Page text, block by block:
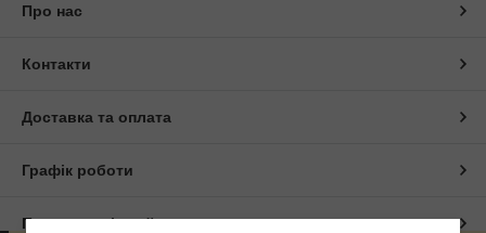
Про нас
Контакти
Доставка та оплата
Графік роботи
Повна версія сайту